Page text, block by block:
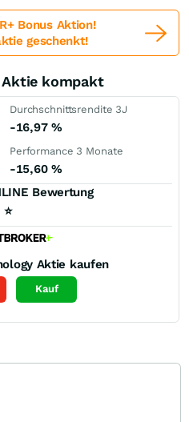
Bonus Aktion!
geschenkt!
Aktie kompakt
Durchschnittsrendite 3J
-16,97 %
Performance 3 Monate
-15,60 %
Bewertung
⭐
Aktie kaufen
Kauf